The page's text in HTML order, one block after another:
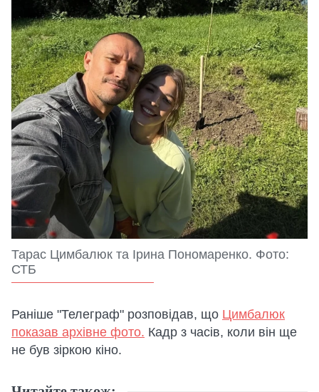
Тарас Цимбалюк та Ірина Пономаренко. Фото:
СТБ
Раніше "Телеграф" розповідав, що Цимбалюк
показав архівне фото. Кадр з часів, коли він ще
не був зіркою кіно.